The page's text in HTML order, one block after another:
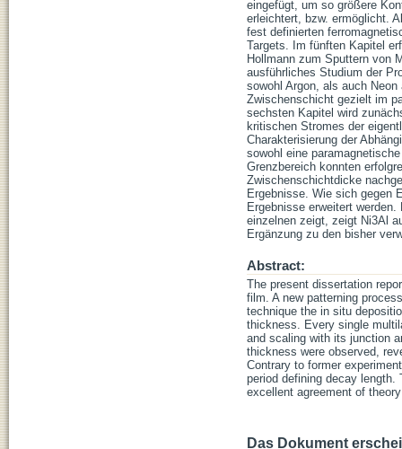
eingefügt, um so größere
erleichtert, bzw. ermöglicht.
fest definierten
Targets. Im fünften Kapitel
Hollmann zum Sputtern von
ausführliches Studium der
sowohl Argon, als auch
Zwischenschicht gezielt im
sechsten Kapitel wird
kritischen Stromes der
Charakterisierung der
sowohl eine
Grenzbereich konnten
Zwischenschichtdicke
Ergebnisse. Wie sich gegen
Ergebnisse erweitert
einzelnen zeigt, zeigt Ni3Al
Ergänzung zu den bisher
Abstract:
The present dissertation
film. A new patterning
technique the in situ
thickness. Every single
and scaling with its junction
thickness were observed,
Contrary to former
period defining decay length.
excellent agreement of
Das Dokument